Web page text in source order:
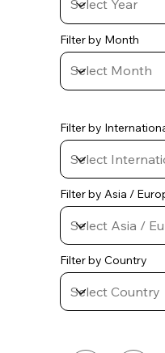
Filter by Month
Filter by
Filter by Asia /
Filter by Country